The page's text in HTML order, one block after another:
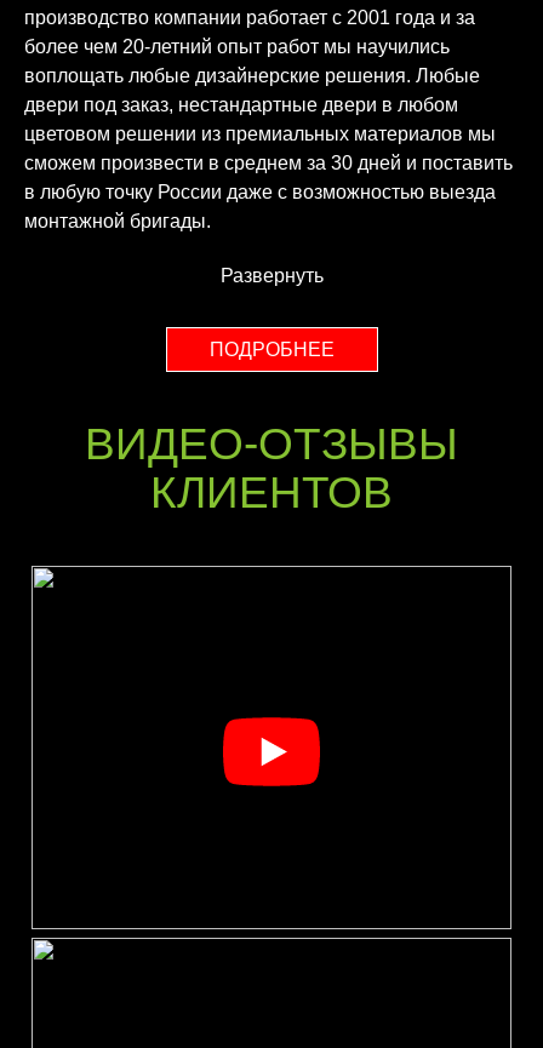
производство компании работает с 2001 года и за
более чем 20-летний опыт работ мы научились
воплощать любые дизайнерские решения. Любые
двери под заказ, нестандартные двери в любом
цветовом решении из премиальных материалов мы
сможем произвести в среднем за 30 дней и поставить
в любую точку России даже с возможностью выезда
монтажной бригады.
Развернуть
ПОДРОБНЕЕ
ВИДЕО-ОТЗЫВЫ
КЛИЕНТОВ